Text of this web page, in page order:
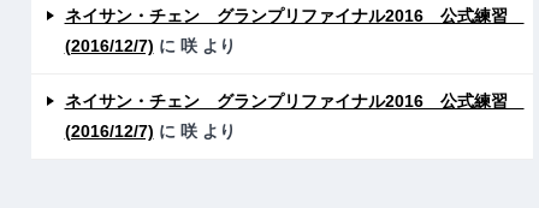
ネイサン・チェン グランプリファイナル2016 公式練習
(2016/12/7) に 咲より
ネイサン・チェン グランプリファイナル2016 公式練習
(2016/12/7) に 咲より